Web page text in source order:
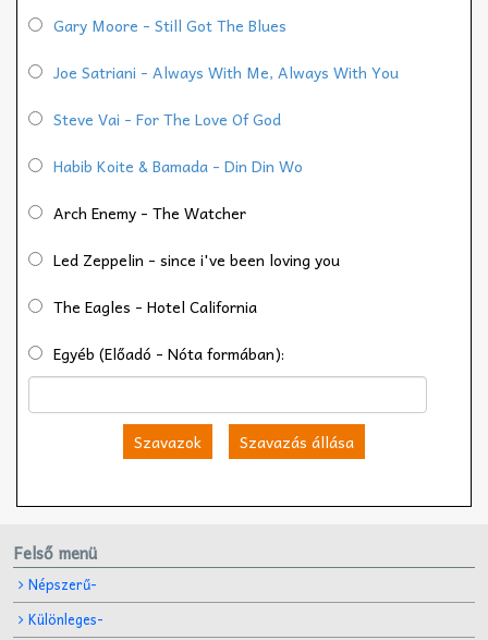
Gary Moore - Still Got The Blues
Joe Satriani - Always With Me, Always With You
Steve Vai - For The Love Of God
Habib Koite & Bamada - Din Din Wo
Arch Enemy - The Watcher
Led Zeppelin - since i've been loving you
The Eagles - Hotel California
Egyéb (Előadó - Nóta formában):
Szavazok Szavazás állása
Felső menü
Népszerű-
Különleges-